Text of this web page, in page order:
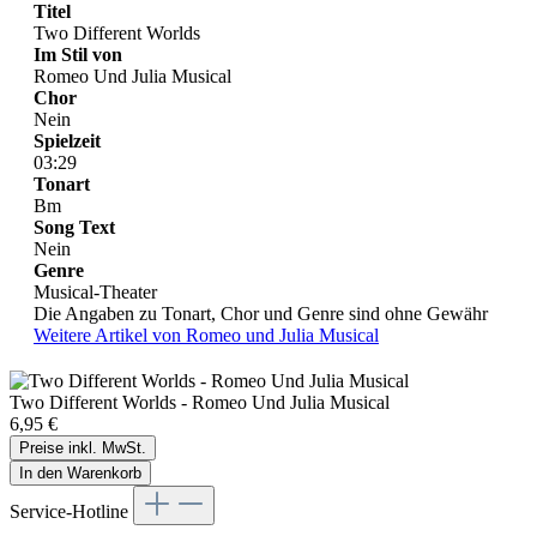
Titel
Two Different Worlds
Im Stil von
Romeo Und Julia Musical
Chor
Nein
Spielzeit
03:29
Tonart
Bm
Song Text
Nein
Genre
Musical-Theater
Die Angaben zu Tonart, Chor und Genre sind ohne Gewähr
Weitere Artikel von Romeo und Julia Musical
Two Different Worlds - Romeo Und Julia Musical
6,95 €
Preise inkl. MwSt.
In den Warenkorb
Service-Hotline